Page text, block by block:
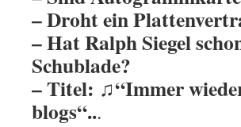
– Droht ein
– Hat Ralph Siegel
Schublade?
– Titel: ♫“Immer
blogs“...